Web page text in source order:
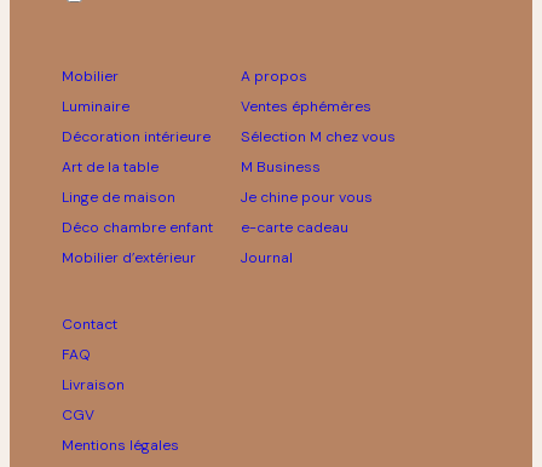
Mobilier
Luminaire
Décoration intérieure
Art de la table
Linge de maison
Déco chambre enfant
Mobilier d’extérieur
A propos
Ventes éphémères
Sélection M chez vous
M Business
Je chine pour vous
e-carte cadeau
Journal
Contact
FAQ
Livraison
CGV
Mentions légales